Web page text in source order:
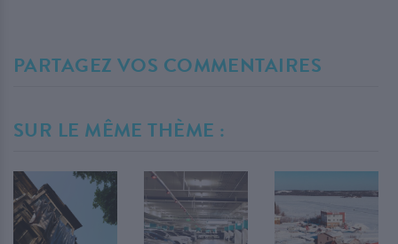
PARTAGEZ VOS COMMENTAIRES
SUR LE MÊME THÈME :